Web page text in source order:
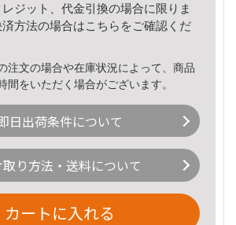
ジット、代金引換の場合に限りま
方法の場合はこちら をご確認くだ
注文の場合や在庫状況によって、商品
間をいただく場合がございます。
日出荷条件について
り方法・送料について
カートに入れる